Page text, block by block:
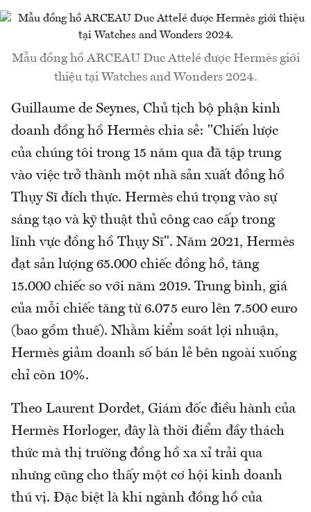
Mẫu đồng hồ ARCEAU Duc Attelé được Hermès giới
thiệu tại Watches and Wonders 2024.
Guillaume de Seynes, Chủ tịch bộ phận kinh
doanh đồng hồ Hermès chia sẻ: "Chiến lược
của chúng tôi trong 15 năm qua đã tập trung
vào việc trở thành một nhà sản xuất đồng hồ
Thụy Sĩ đích thực. Hermès chú trọng vào sự
sáng tạo và kỹ thuật thủ công cao cấp trong
lĩnh vực đồng hồ Thụy Sĩ". Năm 2021, Hermès
đạt sản lượng 65.000 chiếc đồng hồ, tăng
15.000 chiếc so với năm 2019. Trung bình, giá
của mỗi chiếc tăng từ 6.075 euro lên 7.500 euro
(bao gồm thuế). Nhằm kiểm soát lợi nhuận,
Hermès giảm doanh số bán lẻ bên ngoài xuống
chỉ còn 10%.
Theo Laurent Dordet, Giám đốc điều hành của
Hermès Horloger, đây là thời điểm đầy thách
thức mà thị trường đồng hồ xa xỉ trải qua
nhưng cũng cho thấy một cơ hội kinh doanh
thú vị. Đặc biệt là khi ngành đồng hồ của